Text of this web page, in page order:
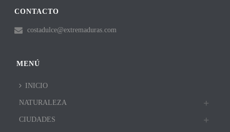
CONTACTO
costadulce@extremaduras.com
MENÚ
INICIO
NATURALEZA
CIUDADES